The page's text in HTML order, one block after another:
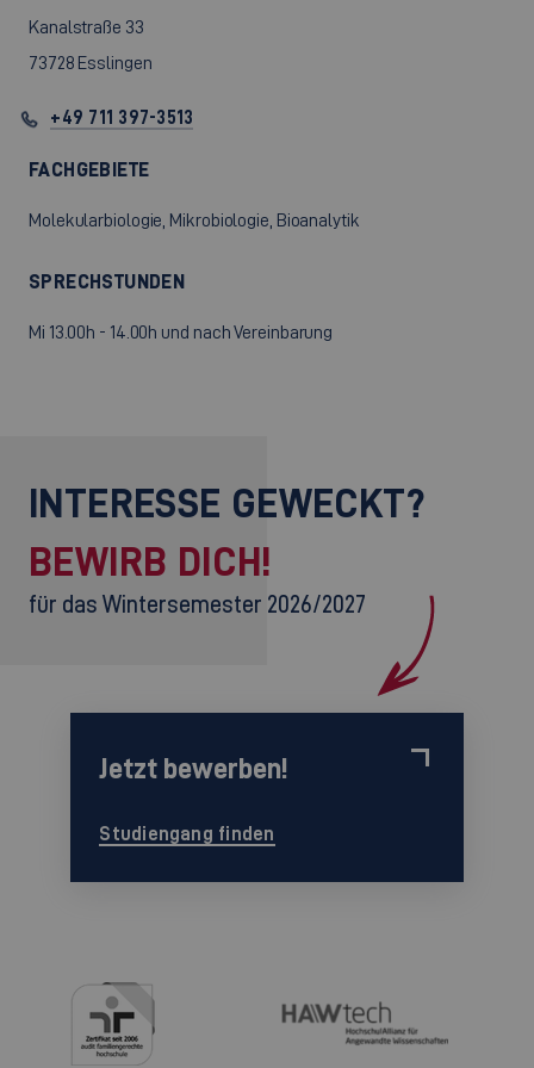
Kanalstraße 33
73728 Esslingen
+49 711 397-3513
FACHGEBIETE
Molekularbiologie, Mikrobiologie, Bioanalytik
SPRECHSTUNDEN
Mi 13.00h - 14.00h und nach Vereinbarung
INTERESSE GEWECKT?
BEWIRB DICH!
für das Wintersemester 2026/2027
Jetzt bewerben!
Studiengang finden